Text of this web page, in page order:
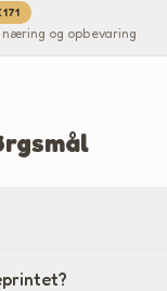
og opbevaring